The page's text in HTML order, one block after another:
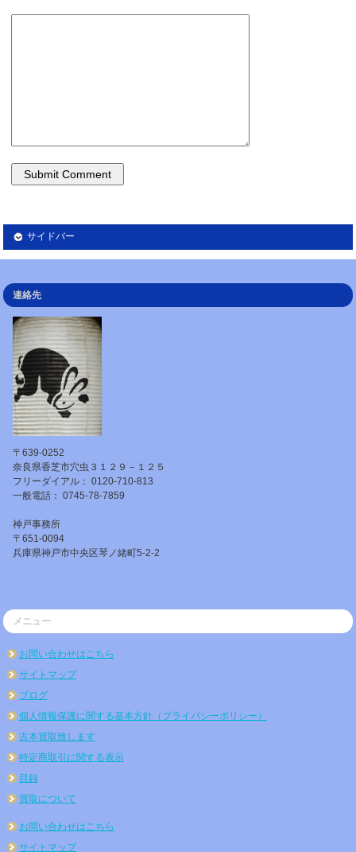
サイドバー
連絡先
〒639-0252
奈良県香芝市穴虫３１２９－１２５
フリーダイアル： 0120-710-813
一般電話： 0745-78-7859
神戸事務所
〒651-0094
兵庫県神戸市中央区琴ノ緒町5-2-2
メニュー
お問い合わせはこちら
サイトマップ
ブログ
個人情報保護に関する基本方針（プライバシーポリシー）
古本買取致します
特定商取引に関する表示
目録
買取について
お問い合わせはこちら
サイトマップ